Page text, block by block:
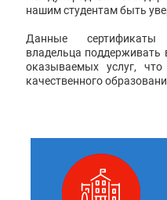
нашим студентам быть
Данные сертификаты
владельца поддерживать
оказываемых услуг,
качественного